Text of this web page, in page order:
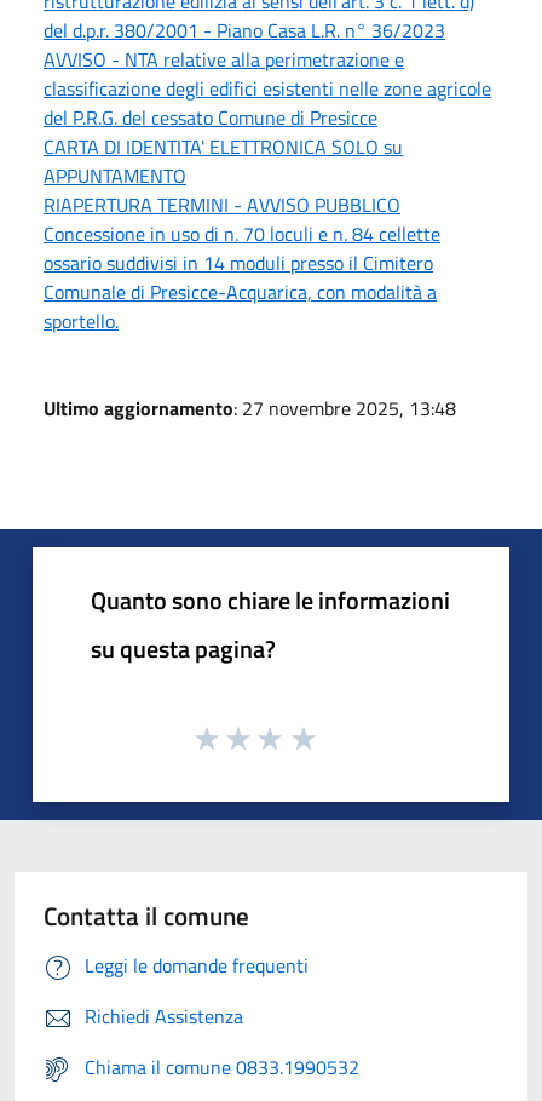
del d.p.r. 380/2001 - Piano Casa L.R. n° 36/2023
AVVISO - NTA relative alla perimetrazione e
classificazione degli edifici esistenti nelle zone agricole
del P.R.G. del cessato Comune di Presicce
CARTA DI IDENTITA' ELETTRONICA SOLO su
APPUNTAMENTO
RIAPERTURA TERMINI - AVVISO PUBBLICO
Concessione in uso di n. 70 loculi e n. 84 cellette
ossario suddivisi in 14 moduli presso il Cimitero
Comunale di Presicce-Acquarica, con modalità a
sportello.
Ultimo aggiornamento: 27 novembre 2025, 13:48
Quanto sono chiare le informazioni
su questa pagina?
Contatta il comune
Leggi le domande frequenti
Richiedi Assistenza
Chiama il comune 0833.1990532